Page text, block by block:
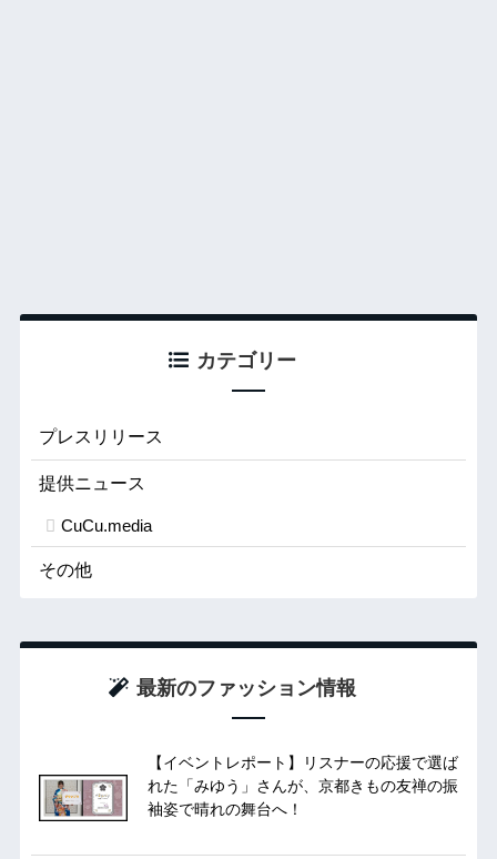
カテゴリー
プレスリリース
提供ニュース
CuCu.media
その他
最新のファッション情報
【イベントレポート】リスナーの応援で選ば
れた「みゆう」さんが、京都きもの友禅の振
袖姿で晴れの舞台へ！